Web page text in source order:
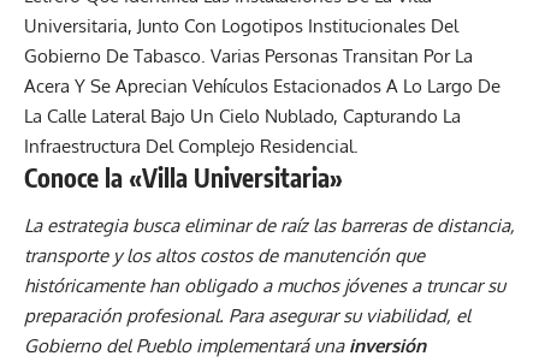
Conoce la «Villa Universitaria»
La estrategia busca eliminar de raíz las barreras de distancia,
transporte y los altos costos de manutención que
históricamente han obligado a muchos jóvenes a truncar su
preparación profesional. Para asegurar su viabilidad, el
Gobierno del Pueblo implementará una inversión